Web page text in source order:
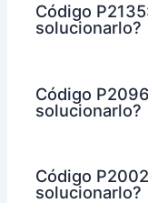
Código
solucionarlo?
Código
solucionarlo?
Código
solucionarlo?